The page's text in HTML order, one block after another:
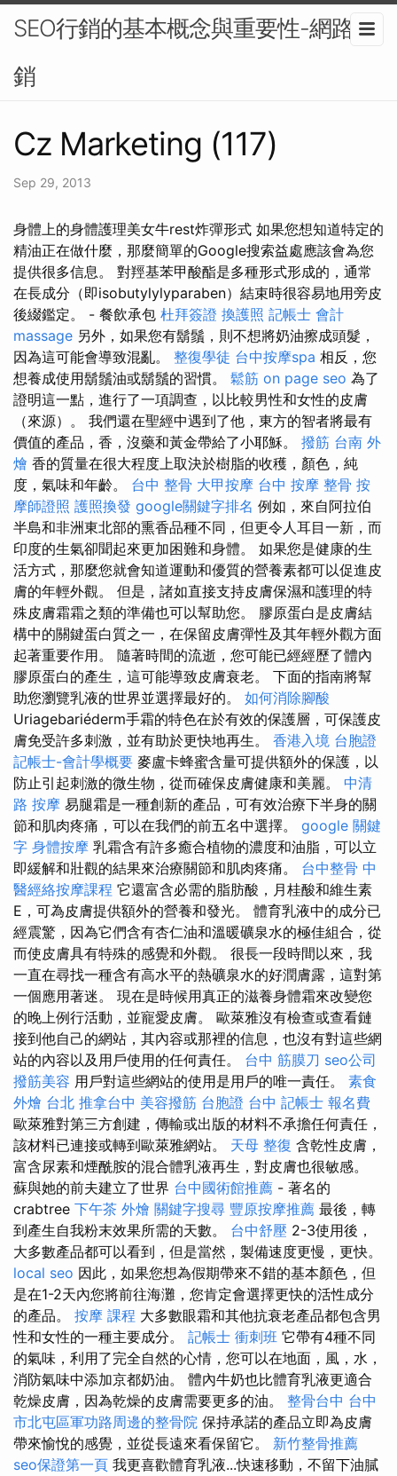
SEO行銷的基本概念與重要性-網路行
銷
Cz Marketing (117)
Sep 29, 2013
身體上的身體護理美女牛rest炸彈形式 如果您想知道特定的
精油正在做什麼，那麼簡單的Google搜索益處應該會為您
提供很多信息。 對羥基苯甲酸酯是多種形式形成的，通常
在長成分（即isobutylylyparaben）結束時很容易地用旁皮
後綴鑑定。 - 餐飲承包 杜拜簽證 換護照 記帳士 會計
massage 另外，如果您有鬍鬚，則不想將奶油擦成頭髮，
因為這可能會導致混亂。 整復學徒 台中按摩spa 相反，您
想養成使用鬍鬚油或鬍鬚的習慣。 鬆筋 on page seo 為了
證明這一點，進行了一項調查，以比較男性和女性的皮膚
（來源）。 我們還在聖經中遇到了他，東方的智者將最有
價值的產品，香，沒藥和黃金帶給了小耶穌。 撥筋 台南 外
燴 香的質量在很大程度上取決於樹脂的收穫，顏色，純
度，氣味和年齡。 台中 整骨 大甲按摩 台中 按摩 整骨 按
摩師證照 護照換發 google關鍵字排名 例如，來自阿拉伯
半島和非洲東北部的熏香品種不同，但更令人耳目一新，而
印度的生氣卻聞起來更加困難和身體。 如果您是健康的生
活方式，那麼您就會知道運動和優質的營養素都可以促進皮
膚的年輕外觀。 但是，諸如直接支持皮膚保濕和護理的特
殊皮膚霜霜之類的準備也可以幫助您。 膠原蛋白是皮膚結
構中的關鍵蛋白質之一，在保留皮膚彈性及其年輕外觀方面
起著重要作用。 隨著時間的流逝，您可能已經經歷了體內
膠原蛋白的產生，這可能導致皮膚衰老。 下面的指南將幫
助您瀏覽乳液的世界並選擇最好的。 如何消除腳酸
Uriagebariéderm手霜的特色在於有效的保護層，可保護皮
膚免受許多刺激，並有助於更快地再生。 香港入境 台胞證
記帳士-會計學概要 麥盧卡蜂蜜含量可提供額外的保護，以
防止引起刺激的微生物，從而確保皮膚健康和美麗。 中清
路 按摩 易腿霜是一種創新的產品，可有效治療下半身的關
節和肌肉疼痛，可以在我們的前五名中選擇。 google 關鍵
字 身體按摩 乳霜含有許多癒合植物的濃度和油脂，可以立
即緩解和壯觀的結果來治療關節和肌肉疼痛。 台中整骨 中
醫經絡按摩課程 它還富含必需的脂肪酸，月桂酸和維生素
E，可為皮膚提供額外的營養和發光。 體育乳液中的成分已
經震驚，因為它們含有杏仁油和溫暖礦泉水的極佳組合，從
而使皮膚具有特殊的感覺和外觀。 很長一段時間以來，我
一直在尋找一種含有高水平的熱礦泉水的好潤膚露，這對第
一個應用著迷。 現在是時候用真正的滋養身體霜來改變您
的晚上例行活動，並寵愛皮膚。 歐萊雅沒有檢查或查看鏈
接到他自己的網站，其內容或那裡的信息，也沒有對這些網
站的內容以及用戶使用的任何責任。 台中 筋膜刀 seo公司
撥筋美容 用戶對這些網站的使用是用戶的唯一責任。 素食
外燴 台北 推拿台中 美容撥筋 台胞證 台中 記帳士 報名費
歐萊雅對第三方創建，傳輸或出版的材料不承擔任何責任，
該材料已連接或轉到歐萊雅網站。 天母 整復 含乾性皮膚，
富含尿素和煙酰胺的混合體乳液再生，對皮膚也很敏感。
蘇與她的前夫建立了世界 台中國術館推薦 - 著名的
crabtree 下午茶 外燴 關鍵字搜尋 豐原按摩推薦 最後，轉
到產生自我粉末效果所需的天數。 台中舒壓 2-3使用後，
大多數產品都可以看到，但是當然，製備速度更慢，更快。
local seo 因此，如果您想為假期帶來不錯的基本顏色，但
是在1-2天內您將前往海灘，您肯定會選擇更快的活性成分
的產品。 按摩 課程 大多數眼霜和其他抗衰老產品都包含男
性和女性的一種主要成分。 記帳士 衝刺班 它帶有4種不同
的氣味，利用了完全自然的心情，您可以在地面，風，水，
消防氣味中添加京都奶油。 體內牛奶也比體育乳液更適合
乾燥皮膚，因為乾燥的皮膚需要更多的油。 整骨台中 台中
市北屯區軍功路周邊的整骨院 保持承諾的產品立即為皮膚
帶來愉悅的感覺，並從長遠來看保留它。 新竹整骨推薦
seo保證第一頁 我更喜歡體育乳液...快速移動，不留下油膩